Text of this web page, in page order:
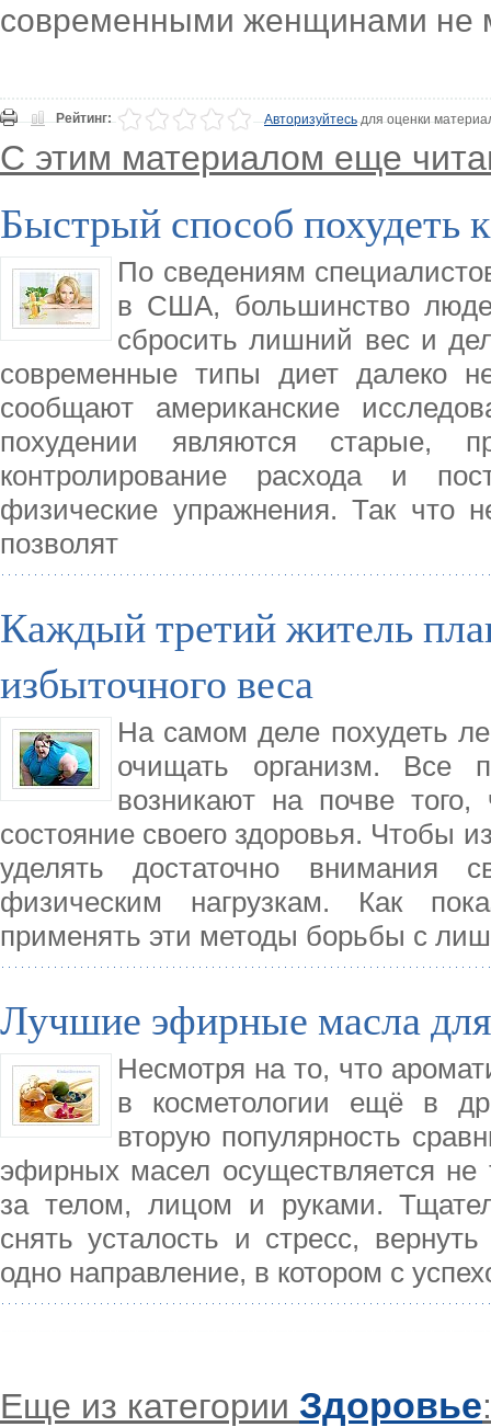
современными женщинами не
Рейтинг: Авторизуйтесьдля оценки
С этим материалом еще
Быстрый способ похудеть
По сведениям
в США, большинство
сбросить лишний вес и
современные типы диет далеко
сообщают американские
похудении являются старые,
контролирование расхода и
физические упражнения. Так что
позволят
Каждый третий житель
избыточного веса
На самом деле похудеть
очищать организм. Все
возникают на почве
состояние своего здоровья. Чтобы
уделять достаточно внимания
физическим нагрузкам. Как
применять эти методы борьбы с
Лучшие эфирные масла
Несмотря на то, что
в косметологии ещё в
вторую популярность
эфирных масел осуществляется
за телом, лицом и руками.
снять усталость и стресс,
одно направление, в котором с
Еще из категории Здоровье: